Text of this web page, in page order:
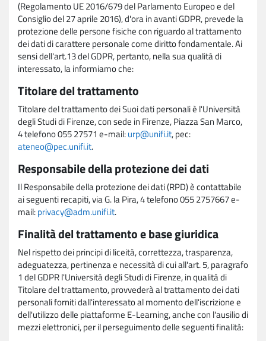
(Regolamento UE 2016/679 del Parlamento Europeo e del
Consiglio del 27 aprile 2016), d'ora in avanti GDPR, prevede la
protezione delle persone fisiche con riguardo al trattamento
dei dati di carattere personale come diritto fondamentale. Ai
sensi dell'art.13 del GDPR, pertanto, nella sua qualità di
interessato, la informiamo che:
Titolare del trattamento
Titolare del trattamento dei Suoi dati personali è l'Università
degli Studi di Firenze, con sede in Firenze, Piazza San Marco,
4 telefono 055 27571 e-mail:urp@unifi.it, pec:
ateneo@pec.unifi.it.
Responsabile della protezione dei dati
Il Responsabile della protezione dei dati (RPD) è contattabile
ai seguenti recapiti, via G. la Pira, 4 telefono 055 2757667 e-
mail:privacy@adm.unifi.it.
Finalità del trattamento e base giuridica
Nel rispetto dei principi di liceità, correttezza, trasparenza,
adeguatezza, pertinenza e necessità di cui all'art. 5, paragrafo
1 del GDPR l'Università degli Studi di Firenze, in qualità di
Titolare del trattamento, provvederà al trattamento dei dati
personali forniti dall'interessato al momento dell'iscrizione e
dell'utilizzo delle piattaforme E-Learning, anche con l'ausilio di
mezzi elettronici, per il perseguimento delle seguenti finalità: